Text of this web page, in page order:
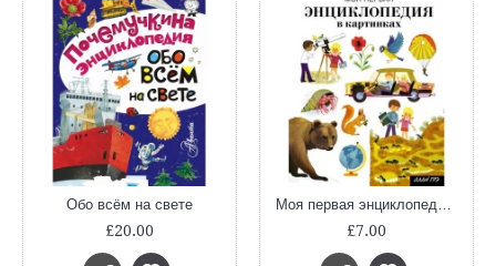
Обо всём на свете
£20.00 £7.00